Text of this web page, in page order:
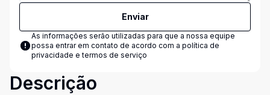
Enviar
As informações serão utilizadas para que a nossa equipe
possa entrar em contato de acordo com a política de
privacidade e termos de serviço
Descrição